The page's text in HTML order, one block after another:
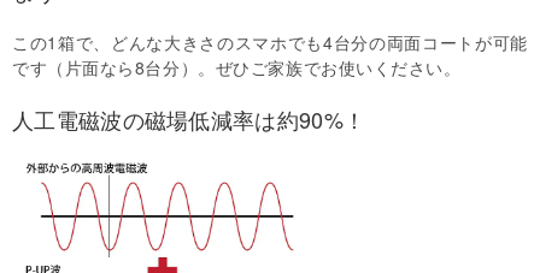
この1箱で、どんな大きさのスマホでも4台分の両面コートが可能
です（片面なら8台分）。ぜひご家族でお使いください。
人工電磁波の磁場低減率は約90%！